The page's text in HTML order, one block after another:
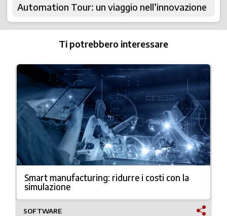
Automation Tour: un viaggio nell’innovazione
Ti potrebbero interessare
Smart manufacturing: ridurre i costi con la
simulazione
SOFTWARE